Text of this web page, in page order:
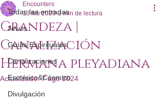
Todas las entradas
Jesús
Guías Espirituales
Canalizaciones
Esotérico&Cósmico
Divulgación
Grandeza |
Canalización
Hermana pleyadiana
Encounters
13 feb 2020 2 min de lectura
Actualizado:7 ago 2024